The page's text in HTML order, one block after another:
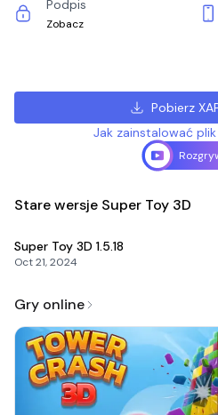
Podpis
Zobacz
Pobierz
Jak zainstalować plik
Stare wersje Super Toy 3D
Super Toy 3D 1.5.18
Oct 21, 2024
Gry online